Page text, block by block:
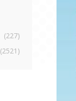
(227)
(2521)